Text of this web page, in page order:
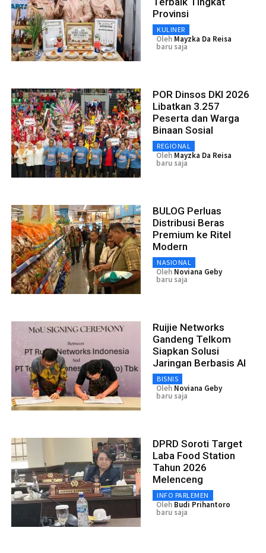
Provinsi
KULINER
Oleh Mayzka Da Reisa
baru saja
POR Dinsos DKI 2026
Libatkan 3.257
Peserta dan Warga
Binaan Sosial
REGIONAL
Oleh Mayzka Da Reisa
baru saja
BULOG Perluas
Distribusi Beras
Premium ke Ritel
Modern
NASIONAL
Oleh Noviana Geby
baru saja
Ruijie Networks
Gandeng Telkom
Siapkan Solusi
Jaringan Berbasis AI
BISNIS
Oleh Noviana Geby
baru saja
DPRD Soroti Target
Laba Food Station
Tahun 2026
Melenceng
INFO PARLEMEN
Oleh Budi Prihantoro
baru saja